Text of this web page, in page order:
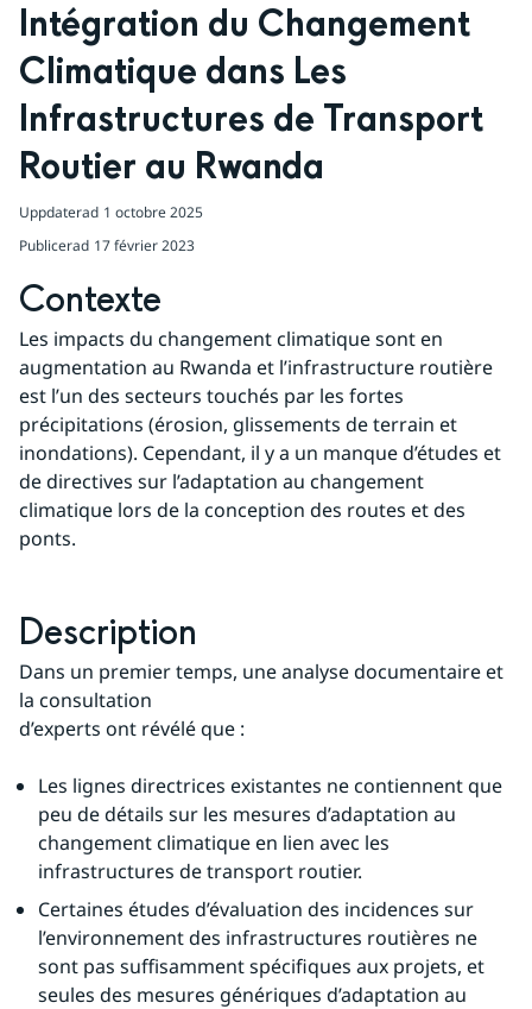
Intégration du Changement
Climatique dans Les
Infrastructures de Transport
Routier au Rwanda
Uppdaterad 1 octobre 2025
Publicerad 17 février 2023
Contexte
Les impacts du changement climatique sont en
augmentation au Rwanda et l’infrastructure routière
est l’un des secteurs touchés par les fortes
précipitations (érosion, glissements de terrain et
inondations). Cependant, il y a un manque d’études et
de directives sur l’adaptation au changement
climatique lors de la conception des routes et des
ponts.
Description
Dans un premier temps, une analyse documentaire et
la consultation
d’experts ont révélé que :
Les lignes directrices existantes ne contiennent que
peu de détails sur les mesures d’adaptation au
changement climatique en lien avec les
infrastructures de transport routier.
Certaines études d’évaluation des incidences sur
l’environnement des infrastructures routières ne
sont pas suffisamment spécifiques aux projets, et
seules des mesures génériques d’adaptation au